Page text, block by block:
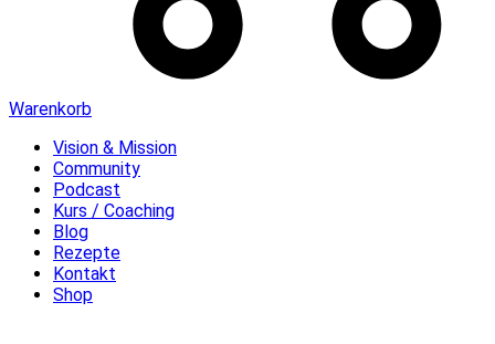
Warenkorb
Vision & Mission
Community
Podcast
Kurs / Coaching
Blog
Rezepte
Kontakt
Shop